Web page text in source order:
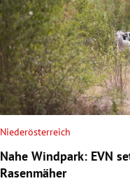
Niederösterreich
Nahe Windpark: EVN
Rasenmäher